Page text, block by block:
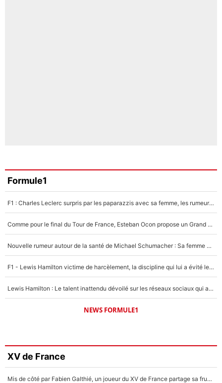
Formule1
F1 : Charles Leclerc surpris par les paparazzis avec sa femme, les rumeurs étaient vraies !
Comme pour le final du Tour de France, Esteban Ocon propose un Grand Prix de Formule 1 à Paris : «Autour de l’Arc de Triomphe, ce serait génial» !
Nouvelle rumeur autour de la santé de Michael Schumacher : Sa femme Corinna sort du silence
F1 - Lewis Hamilton victime de harcèlement, la discipline qui lui a évité le pire : «J'aurais probablement mal tourné»
Lewis Hamilton : Le talent inattendu dévoilé sur les réseaux sociaux qui a impressionné Kim Kardashian pendant leurs vacances en amoureux !
NEWS FORMULE1
XV de France
Mis de côté par Fabien Galthié, un joueur du XV de France partage sa frustration : «ils ne me l’ont pas dit tout de suite»